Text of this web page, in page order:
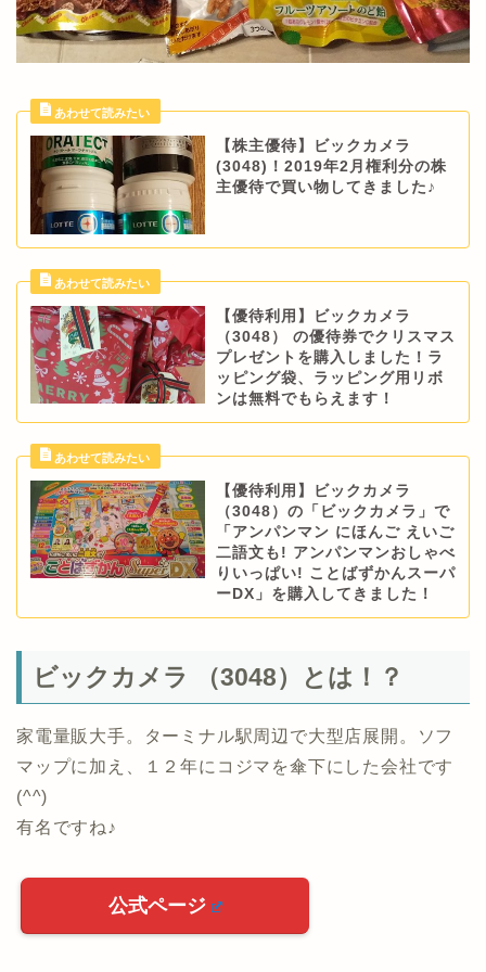
【株主優待】ビックカメラ
(3048)！2019年2月権利分の株
主優待で買い物してきました♪
【優待利用】ビックカメラ
（3048） の優待券でクリスマス
プレゼントを購入しました！ラ
ッピング袋、ラッピング用リボ
ンは無料でもらえます！
【優待利用】ビックカメラ
（3048）の「ビックカメラ」で
「アンパンマン にほんご えいご
二語文も! アンパンマンおしゃべ
りいっぱい! ことばずかんスーパ
ーDX」を購入してきました！
ビックカメラ （3048）とは！？
家電量販大手。ターミナル駅周辺で大型店展開。ソフ
マップに加え、１２年にコジマを傘下にした会社です
(^^)
有名ですね♪
公式ページ